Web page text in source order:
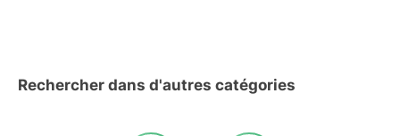
Rechercher dans d'autres catégories